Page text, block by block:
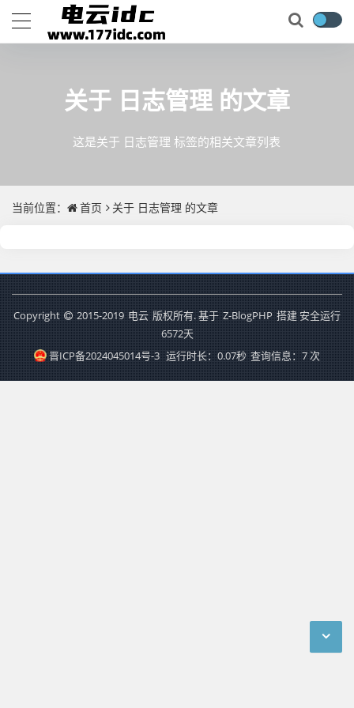
关于 日志管理 的文章
这是关于 日志管理 标签的相关文章列表
当前位置： 首页 关于 日志管理 的文章
Copyright 2015-2019 电云 版权所有. 基于 Z-BlogPHP 搭建 安全运行
6572天
晋ICP备2024045014号-3 运行时长：0.07秒 查询信息：7 次